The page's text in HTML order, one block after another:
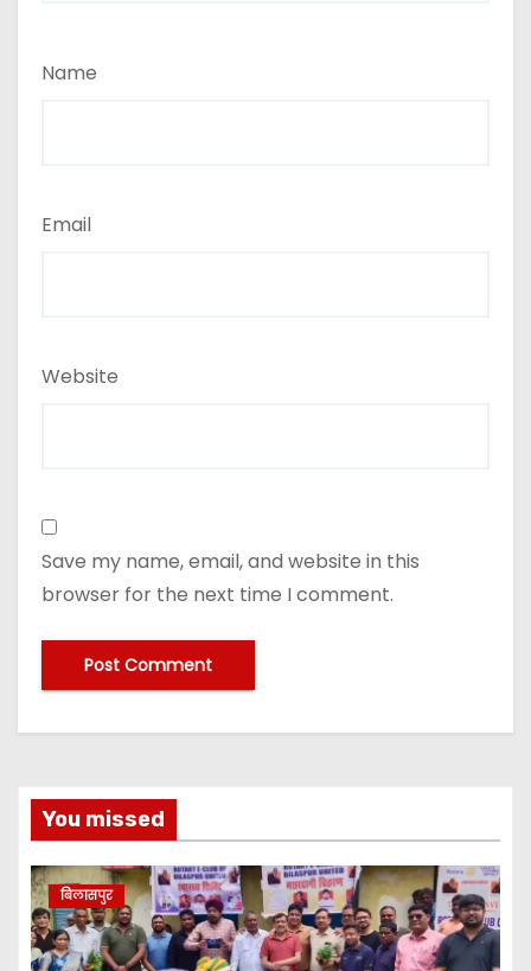
Name
Email
Website
Save my name, email, and website in this
browser for the next time I comment.
You missed
बिलासपुर